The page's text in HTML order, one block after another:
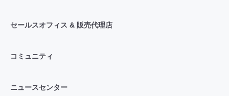
セールスオフィス & 販売代理店
コミュニティ
ニュースセンター